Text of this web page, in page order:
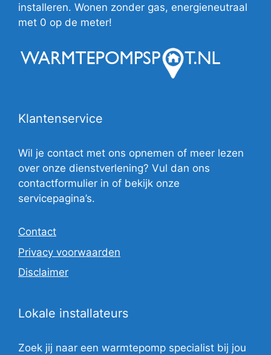
installeren. Wonen zonder gas, energieneutraal
met 0 op de meter!
Klantenservice
Wil je contact met ons opnemen of meer lezen
over onze dienstverlening? Vul dan ons
contactformulier in of bekijk onze
servicepagina’s.
Contact
Privacy voorwaarden
Disclaimer
Lokale installateurs
Zoek jij naar een warmtepomp specialist bij jou